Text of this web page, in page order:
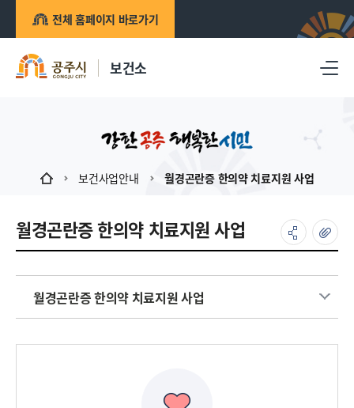
전체 홈페이지 바로가기
보건소
보건사업안내 월경곤란증 한의약 치료지원 사업
월경곤란증 한의약 치료지원 사업
월경곤란증 한의약 치료지원 사업